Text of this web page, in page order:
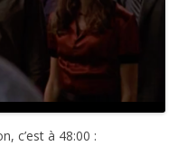
c’est à 48:00 :